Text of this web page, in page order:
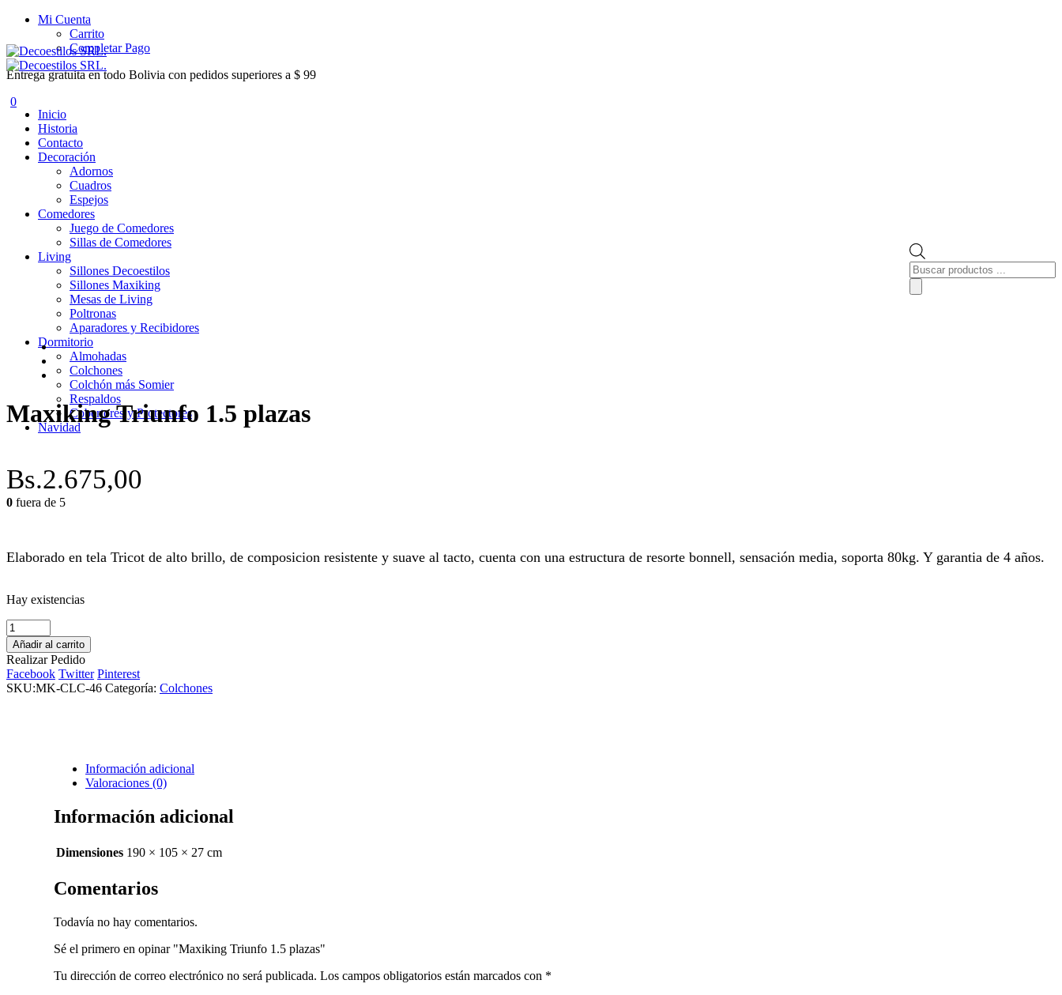
Mi Cuenta
Carrito
Completar Pago
Entrega gratuita en todo Bolivia con pedidos superiores a $ 99
Búsqueda
de
productos
0
Inicio
Historia
Contacto
Decoración
Adornos
Cuadros
Espejos
Comedores
Juego de Comedores
Sillas de Comedores
Living
Sillones Decoestilos
Sillones Maxiking
Mesas de Living
Poltronas
Aparadores y Recibidores
Dormitorio
Almohadas
Colchones
Colchón más Somier
Respaldos
Cobertores y Protectores
Navidad
Maxiking Triunfo 1.5 plazas
Bs.2.675,00
0 fuera de 5
Elaborado en tela Tricot de alto brillo, de composicion resistente y suave al tacto, cuenta con una estructura de resorte bonnell, sensación media, soporta 80kg. Y garantia de 4 años.
Hay existencias
Maxiking
Triunfo
1.5
plazas
cantidad
Añadir al carrito
Realizar Pedido
Facebook Twitter Pinterest
SKU:MK-CLC-46 Categoría: Colchones
Información adicional
Valoraciones (0)
Información adicional
Dimensiones 190 × 105 × 27 cm
Comentarios
Todavía no hay comentarios.
Sé el primero en opinar "Maxiking Triunfo 1.5 plazas"
Tu dirección de correo electrónico no será publicada. Los campos obligatorios están marcados con *